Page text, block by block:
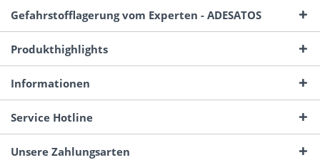
Gefahrstofflagerung vom Experten - ADESATOS
Produkthighlights
Informationen
Service Hotline
Unsere Zahlungsarten